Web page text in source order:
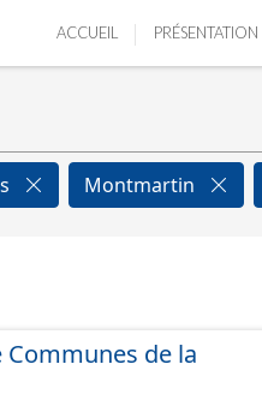
ACCUEIL PRÉSENTATION
Montmartin
de la